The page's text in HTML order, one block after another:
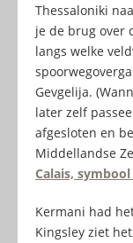
Thessaloniki
je de brug over
langs welke
Gevgelija.
later zelf
afgesloten en
Middellandse
Calais,
Kermani had
Kingsley ziet